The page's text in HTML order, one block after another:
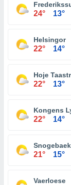
24° 13°
Helsingor
22° 14°
Hoje
22° 13°
Kongens
22° 14°
Snogebaek
21° 15°
Vaerloese